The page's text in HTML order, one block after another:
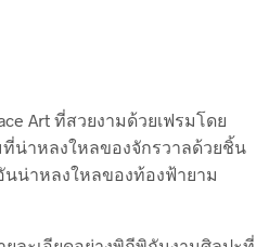
Art ที่สวยงามด้วยเฟรมโดย
น่าหลงใหลของจักรวาลด้วยชิ้น
น่าหลงใหลของท้องฟ้ายาม